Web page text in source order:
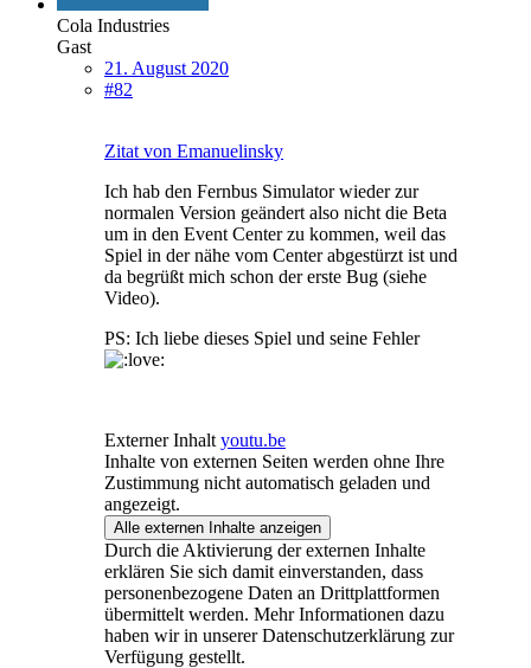
Cola Industries
Gast
21. August 2020
#82
Zitat von Emanuelinsky
Ich hab den Fernbus Simulator wieder zur
normalen Version geändert also nicht die Beta
um in den Event Center zu kommen, weil das
Spiel in der nähe vom Center abgestürzt ist und
da begrüßt mich schon der erste Bug (siehe
Video).
PS: Ich liebe dieses Spiel und seine Fehler
Externer Inhalt youtu.be
Inhalte von externen Seiten werden ohne Ihre
Zustimmung nicht automatisch geladen und
angezeigt.
Alle externen Inhalte anzeigen
Durch die Aktivierung der externen Inhalte
erklären Sie sich damit einverstanden, dass
personenbezogene Daten an Drittplattformen
übermittelt werden. Mehr Informationen dazu
haben wir in unserer Datenschutzerklärung zur
Verfügung gestellt.